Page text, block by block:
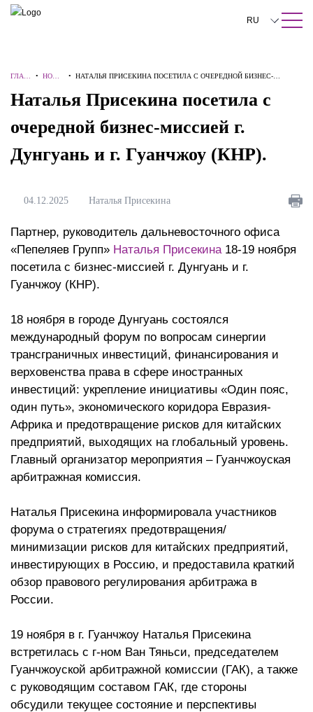
ПОИСК ПО САЙТУ Закрыть
RU
中文
한국어
Italiano
ГЛАВ
•НОВО
• НАТАЛЬЯ ПРИСЕКИНА ПОСЕТИЛА C ОЧЕРЕДНОЙ БИЗНЕС-
Наталья Присекина посетила c
очередной бизнес-миссией г.
Дунгуань и г. Гуанчжоу (КНР).
04.12.2025 Наталья Присекина
Партнер, руководитель дальневосточного офиса
«Пепеляев Групп» Наталья Присекина18-19 ноября
посетила с бизнес-миссией г. Дунгуань и г.
Гуанчжоу (КНР).
18 ноября в городе Дунгуань состоялся
международный форум по вопросам синергии
трансграничных инвестиций, финансирования и
верховенства права в сфере иностранных
инвестиций: укрепление инициативы «Один пояс,
один путь», экономического коридора Евразия-
Африка и предотвращение рисков для китайских
предприятий, выходящих на глобальный уровень.
Главный организатор мероприятия – Гуанчжоуская
арбитражная комиссия.
Наталья Присекина информировала участников
форума о стратегиях предотвращения/
минимизации рисков для китайских предприятий,
инвестирующих в Россию, и предоставила краткий
обзор правового регулирования арбитража в
России.
19 ноября в г. Гуанчжоу Наталья Присекина
встретилась с г-ном Ван Тяньси, председателем
Гуанчжоуской арбитражной комиссии (ГАК), а также
с руководящим составом ГАК, где стороны
обсудили текущее состояние и перспективы